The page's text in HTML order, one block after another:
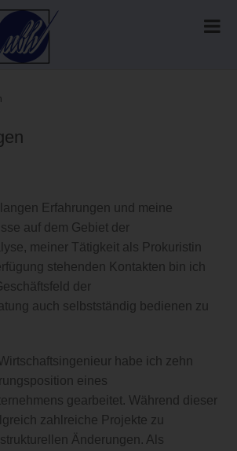
Erfahrungen und meine
auf dem Gebiet der
meiner Tätigkeit als Prokuristin
stehenden Kontakten bin ich
der
auch selbstständig bedienen zu
habe ich zehn
eines
gearbeitet. Während dieser
zahlreiche Projekte zu
Änderungen. Als